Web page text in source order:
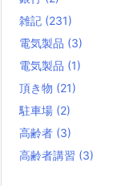
雑記 (231)
電気製品 (3)
電気製品 (1)
頂き物 (21)
駐車場 (2)
高齢者 (3)
高齢者講習 (3)